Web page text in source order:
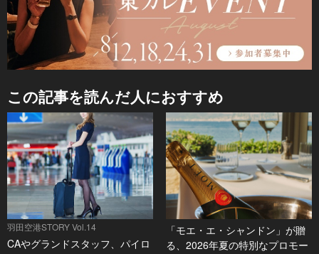
この記事を読んだ人におすすめ
羽田空港STORY Vol.14
CAやグランドスタッフ、パイロ
「モエ・エ・シャンドン」が贈
る、2026年夏の特別なプロモー